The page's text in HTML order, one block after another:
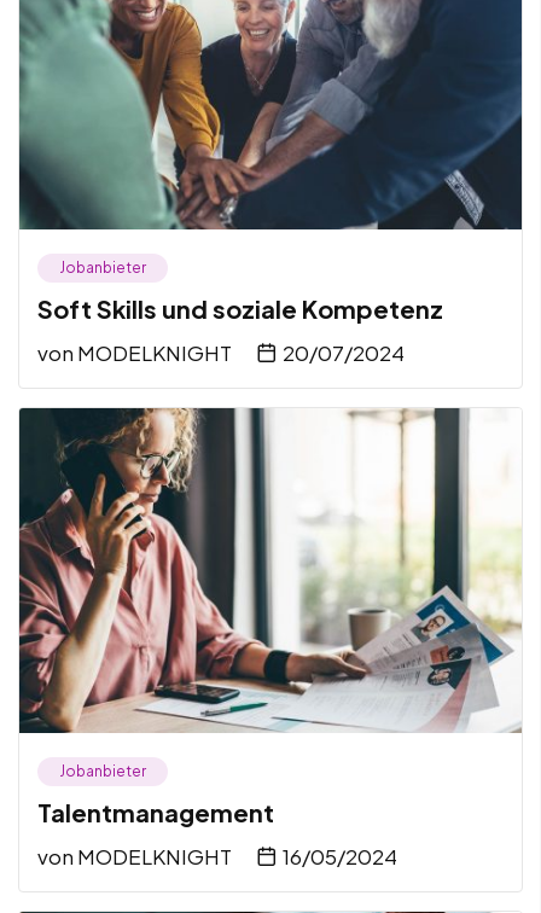
Jobanbieter
Soft Skills und soziale Kompetenz
von MODELKNIGHT 20/07/2024
Jobanbieter
Talentmanagement
von MODELKNIGHT 16/05/2024